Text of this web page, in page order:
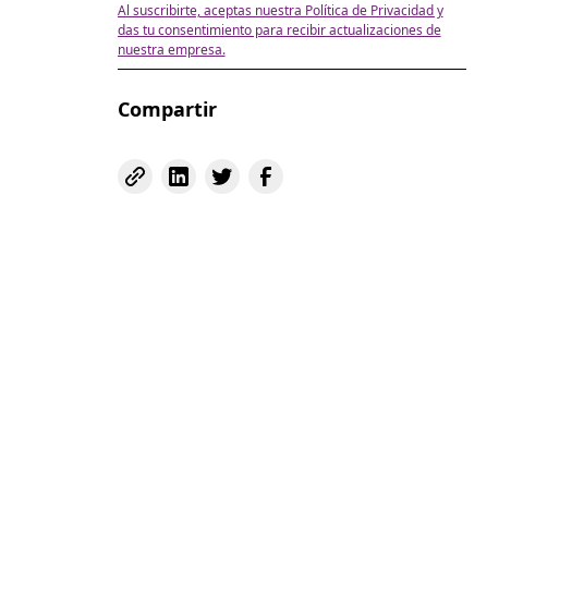
Al suscribirte, aceptas nuestra Política de Privacidad y
das tu consentimiento para recibir actualizaciones de
nuestra empresa.
Compartir